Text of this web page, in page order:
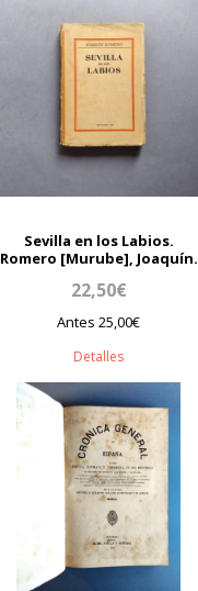
Sevilla en los Labios.
Romero [Murube], Joaquín.
22,50€
Antes 25,00€
Detalles